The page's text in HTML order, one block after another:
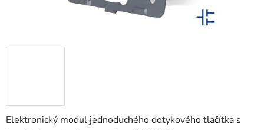
Elektronický modul jednoduchého dotykového tlačítka s